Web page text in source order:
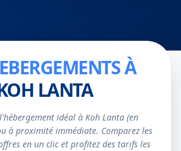
À
LANTA
idéal à Koh Lanta (en
à proximité immédiate. Comparez les
en un clic et profitez des tarifs les